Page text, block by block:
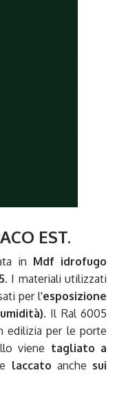
EST.
in Mdf idrofugo
. I materiali utilizzati
per l'esposizione
. Il Ral 6005
edilizia per le porte
viene tagliato a
laccato anche sui